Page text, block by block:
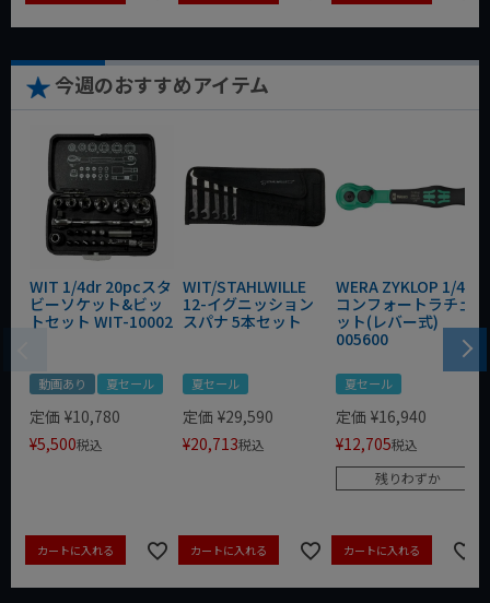
今週のおすすめアイテム
WIT 1/4dr 20pcスタ
ビーソケット&ビッ
トセット WIT-10002
動画あり 夏セール
定価 ¥10,780
¥5,500税込
カートに入れる
WIT/STAHLWILLE
12-イグニッション
スパナ 5本セット
夏セール
定価 ¥29,590
¥20,713税込
カートに入れる
WERA ZYKLOP 1/4"
コンフォートラチェ
ット(レバー式)
005600
夏セール
定価 ¥16,940
¥12,705税込
残りわずか
カートに入れる